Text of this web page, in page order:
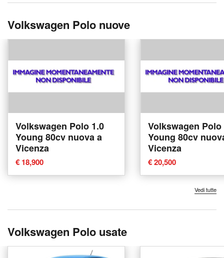
Volkswagen Polo nuove
Volkswagen Polo 1.0
Young 80cv nuova a
Vicenza
€ 18,900
Volkswagen Polo
Young 80cv
Vicenza
€ 20,500
Vedi tutte
Volkswagen Polo usate